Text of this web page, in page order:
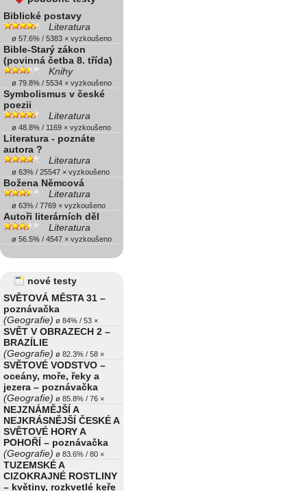
Biblické postavy
Literatura
ø 57.6% / 5383 × vyzkoušeno
Bible-Starý zákon
(povinná četba 8. třída)
Knihy
ø 79.8% / 5534 × vyzkoušeno
Symbolismus v české
poezii
Literatura
ø 48.8% / 1169 × vyzkoušeno
Literatura - poznáte
autora ?
Literatura
ø 63% / 25547 × vyzkoušeno
Božena Němcová
Literatura
ø 63% / 7769 × vyzkoušeno
Autoři literárních děl
Literatura
ø 56.5% / 4547 × vyzkoušeno
nové testy
SVĚTOVÁ MĚSTA 31 –
poznávačka
(Geografie) ø 84% / 53 ×
SVĚT V OBRAZECH 2 –
BRAZÍLIE
(Geografie) ø 82.3% / 58 ×
SVĚTOVÉ VODSTVO –
oceány, moře, řeky a
jezera – poznávačka
(Geografie) ø 85.8% / 76 ×
NEJZNÁMĚJŠÍ A
NEJKRÁSNĚJŠÍ ČESKÉ A
SVĚTOVÉ HORY A
POHOŘÍ – poznávačka
(Geografie) ø 83.6% / 80 ×
TUZEMSKÉ A
CIZOKRAJNÉ ROSTLINY
– květiny, rozkvetlé keře